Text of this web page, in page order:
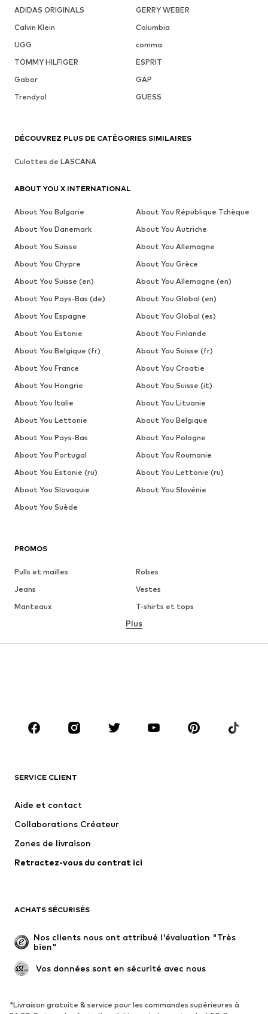
ADIDAS ORIGINALS
GERRY WEBER
Calvin Klein
Columbia
UGG
comma
TOMMY HILFIGER
ESPRIT
Gabor
GAP
Trendyol
GUESS
PROMOS
Pulls et mailles
Robes
Jeans
Vestes
Manteaux
T-shirts et tops
Lingerie
Accessoires
Premium
Nouveautés
Lingerie
Manteaux
Jupes
Occasions spéciales
Exclusif
Remise à neuf
Nouveautés Tendance
Plus
SERVICE CLIENT
Aide et contact
Collaborations Créateur
Zones de livraison
Retractez-vous du contrat ici
ACHATS SÉCURISÉS
Nos clients nous ont attribué l'évaluation "Très
bien"
Vos données sont en sécurité avec nous
*Livraison gratuite & service pour les commandes supérieures à
DÉCOUVREZ PLUS DE CATÉGORIES SIMILAIRES
Culottes de LASCANA
ABOUT YOU X INTERNATIONAL
About You Bulgarie
About You République Tchèque
About You Danemark
About You Autriche
About You Suisse
About You Allemagne
About You Chypre
About You Grèce
About You Suisse (en)
About You Allemagne (en)
About You Pays-Bas (de)
About You Global (en)
About You Espagne
About You Global (es)
About You Estonie
About You Finlande
About You Belgique (fr)
About You Suisse (fr)
About You France
About You Croatie
About You Hongrie
About You Suisse (it)
About You Italie
About You Lituanie
About You Lettonie
About You Belgique
About You Pays-Bas
About You Pologne
About You Portugal
About You Roumanie
About You Estonie (ru)
About You Lettonie (ru)
About You Slovaquie
About You Slovénie
About You Suède